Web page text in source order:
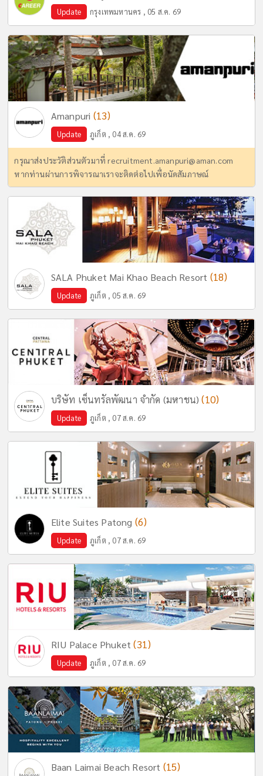
Update กรุงเทพมหานคร , 05 ส.ค. 69
Amanpuri (13)
Update ภูเก็ต , 04 ส.ค. 69
กรุณาส่งประวัติส่วนตัวมาที่recruitment.amanpuri@aman.com
หากท่านผ่านการพิจารณาเราจะติดต่อไปเพื่อนัดสัมภาษณ์
SALA Phuket Mai Khao Beach Resort (18)
Update ภูเก็ต , 05 ส.ค. 69
บริษัท เซ็นทรัลพัฒนา จำกัด (มหาชน)(10)
Update ภูเก็ต , 07 ส.ค. 69
Elite Suites Patong (6)
Update ภูเก็ต , 07 ส.ค. 69
RIU Palace Phuket(31)
Update ภูเก็ต , 07 ส.ค. 69
Baan Laimai Beach Resort (15)